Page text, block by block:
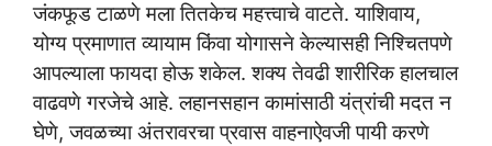
जंकफूड टाळणे मला तितकेच महत्त्वाचे वाटते. याशिवाय,
योग्य प्रमाणात व्यायाम किंवा योगासने केल्यासही निश्चितपणे
आपल्याला फायदा होऊ शकेल. शक्य तेवढी शारीरिक हालचाल
वाढवणे गरजेचे आहे. लहानसहान कामांसाठी यंत्रांची मदत न
घेणे, जवळच्या अंतरावरचा प्रवास वाहनाऐवजी पायी करणे